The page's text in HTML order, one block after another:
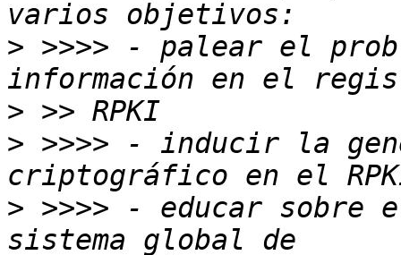
> >>>> - palear el
>
> >>>> - inducir la
> >>>> - educar sobre